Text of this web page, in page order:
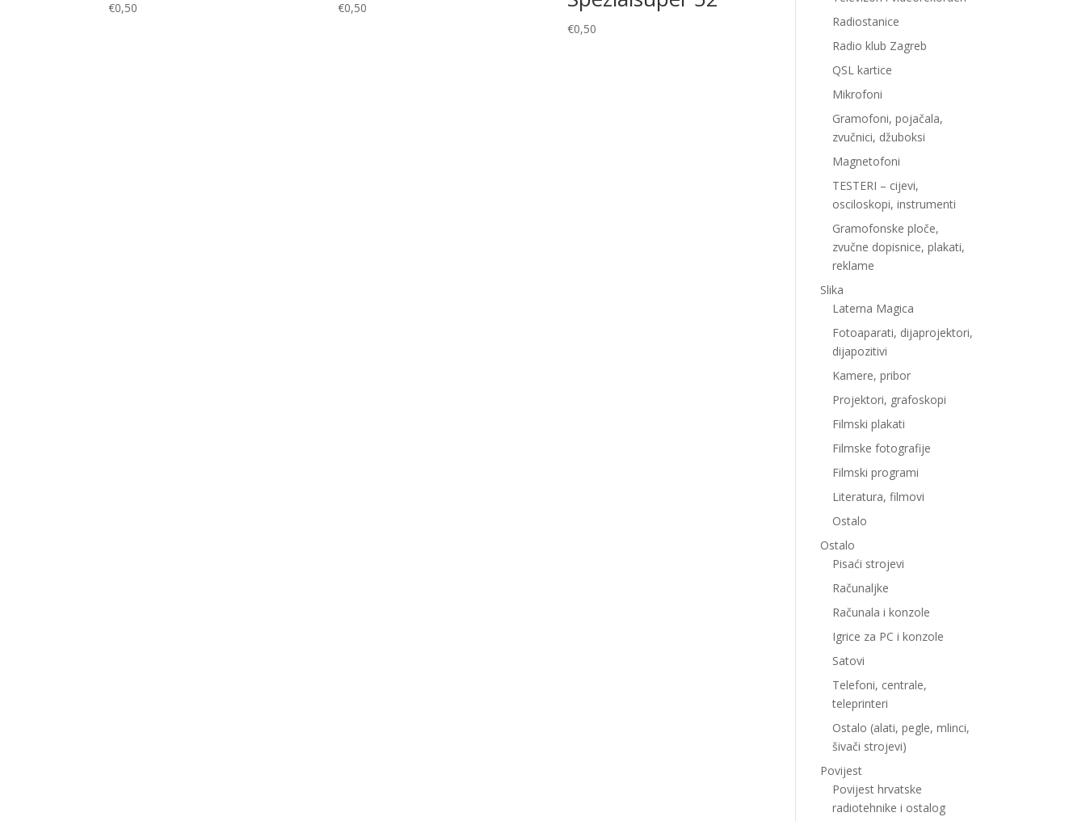
€0,50 €0,50
€0,50
Radiostanice
Radio klub Zagreb
QSL kartice
Mikrofoni
Gramofoni, pojačala,
zvučnici, džuboksi
Magnetofoni
TESTERI – cijevi,
osciloskopi, instrumenti
Gramofonske ploče,
zvučne dopisnice, plakati,
reklame
Slika
Laterna Magica
Fotoaparati, dijaprojektori,
dijapozitivi
Kamere, pribor
Projektori, grafoskopi
Filmski plakati
Filmske fotografije
Filmski programi
Literatura, filmovi
Ostalo
Ostalo
Pisaći strojevi
Računaljke
Računala i konzole
Igrice za PC i konzole
Satovi
Telefoni, centrale,
teleprinteri
Ostalo (alati, pegle, mlinci,
šivači strojevi)
Povijest
Povijest hrvatske
radiotehnike i ostalog